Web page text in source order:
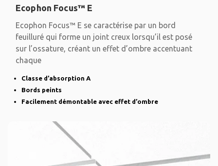
Ecophon Focus™ E
Ecophon Focus™ E se caractérise par un bord
feuilluré qui forme un joint creux lorsqu’il est posé
sur l’ossature, créant un effet d’ombre accentuant
chaque
Classe d’absorption A
Bords peints
Facilement démontable avec effet d’ombre